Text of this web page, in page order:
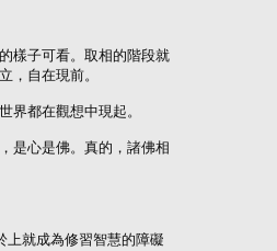
樣子可看。取相的階段就
，自在現前。
界都在觀想中現起。
是心是佛。真的，諸佛相
就成為修習智慧的障礙